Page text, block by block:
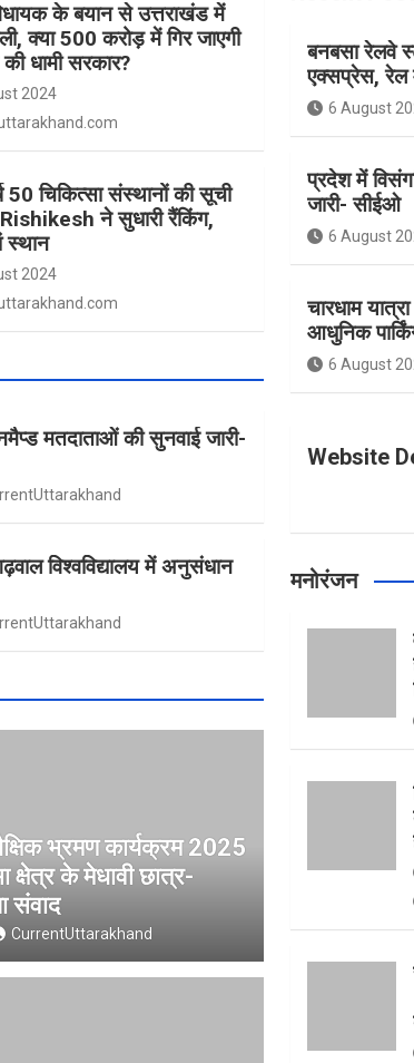
के बयान से उत्तराखंड में
क्‍या 500 करोड़ में गिर जाएगी
धामी सरकार?
2024
50 चिकित्सा संस्थानों की सूची
ने सुधारी रैंकिंग,
स्थान
2024
मतदाताओं की सुनवाई जारी-
विश्वविद्यालय में अनुसंधान
भ्रमण कार्यक्रम 2025
क्षेत्र के मेधावी छात्र-
संवाद
CurrentUttarakhand
e
b
o
o
k
बनबसा रेलवे
एक्सप्रेस, रेल
6 August
प्रदेश में
जारी- सीईओ
6 August
चारधाम
आधुनिक
6 August
Website
मनोरंजन